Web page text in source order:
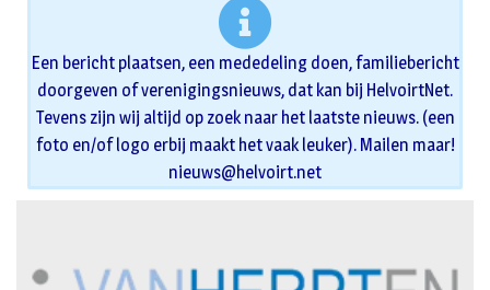
Een bericht plaatsen, een mededeling doen, familiebericht
doorgeven of verenigingsnieuws, dat kan bij HelvoirtNet.
Tevens zijn wij altijd op zoek naar het laatste nieuws. (een
foto en/of logo erbij maakt het vaak leuker). Mailen maar!
nieuws@helvoirt.net